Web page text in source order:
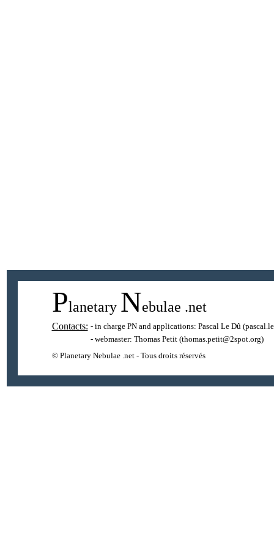
Planetary Nebulae .net
Contacts: - in charge PN and applications: Pascal Le Dû
- webmaster: Thomas Petit(thomas.petit@2spot.org)
© Planetary Nebulae .net - Tous droits réservés